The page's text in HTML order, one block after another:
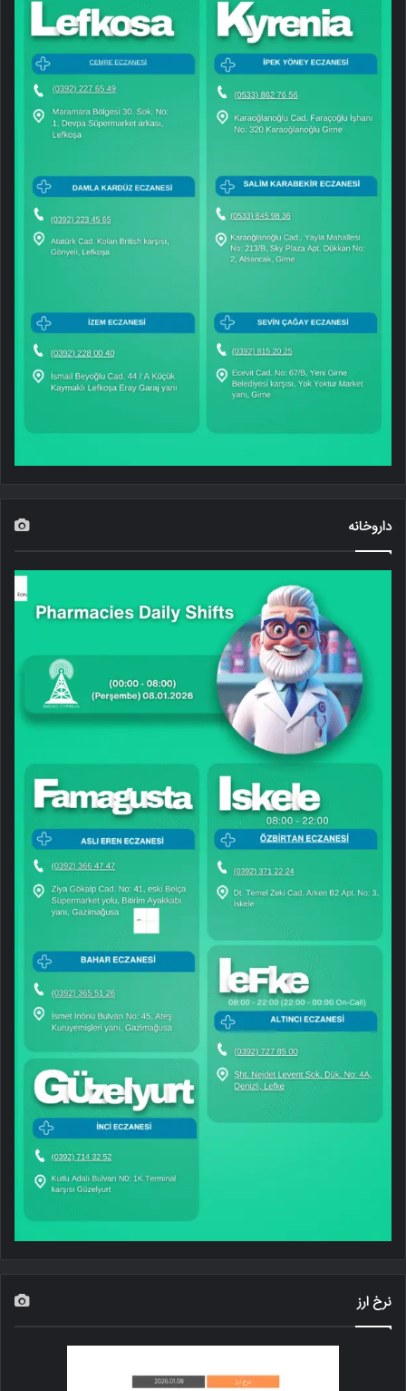
داروخانه
نرخ ارز